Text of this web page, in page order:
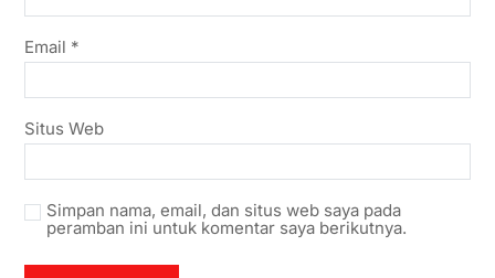
Email *
Situs Web
Simpan nama, email, dan situs web saya pada
peramban ini untuk komentar saya berikutnya.